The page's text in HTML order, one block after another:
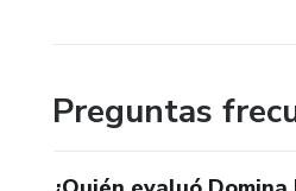
Preguntas